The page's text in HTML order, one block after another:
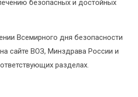
безопасных и достойных
Всемирного дня безопасности
сайте ВОЗ, Минздрава России и
разделах.